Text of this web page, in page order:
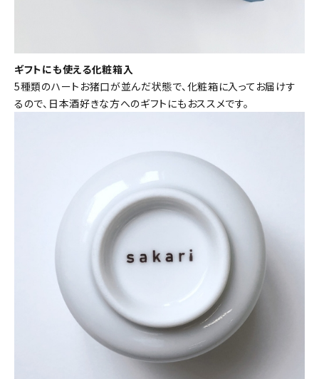
ギフトにも使える化粧箱入
5種類のハートお猪口が並んだ状態で、化粧箱に入ってお届けす
るので、日本酒好きな方へのギフトにもおススメです。